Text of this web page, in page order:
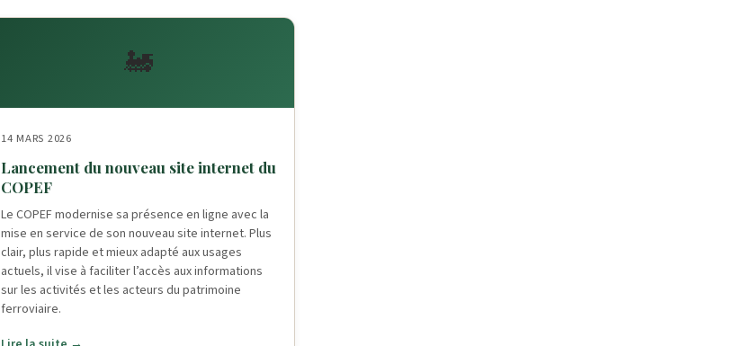
🚂
14 MARS 2026
Lancement du nouveau site internet du
COPEF
Le COPEF modernise sa présence en ligne avec la
mise en service de son nouveau site internet. Plus
clair, plus rapide et mieux adapté aux usages
actuels, il vise à faciliter l’accès aux informations
sur les activités et les acteurs du patrimoine
ferroviaire.